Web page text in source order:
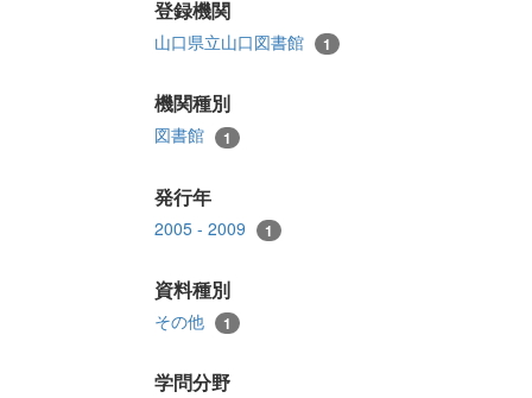
登録機関
山口県立山口図書館 1
機関種別
図書館 1
発行年
2005 - 2009 1
資料種別
その他 1
学問分野